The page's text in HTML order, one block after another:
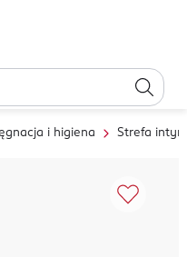
i higiena Strefa